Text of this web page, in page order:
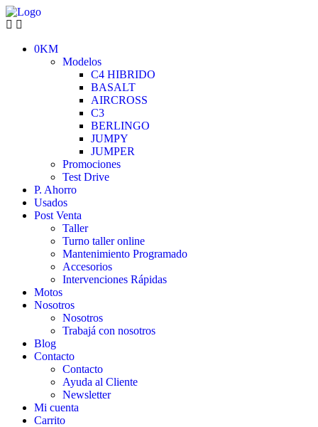
0KM
Modelos
C4 HIBRIDO
BASALT
AIRCROSS
C3
BERLINGO
JUMPY
JUMPER
Promociones
Test Drive
P. Ahorro
Usados
Post Venta
Taller
Turno taller online
Mantenimiento Programado
Accesorios
Intervenciones Rápidas
Motos
Nosotros
Nosotros
Trabajá con nosotros
Blog
Contacto
Contacto
Ayuda al Cliente
Newsletter
Mi cuenta
Carrito